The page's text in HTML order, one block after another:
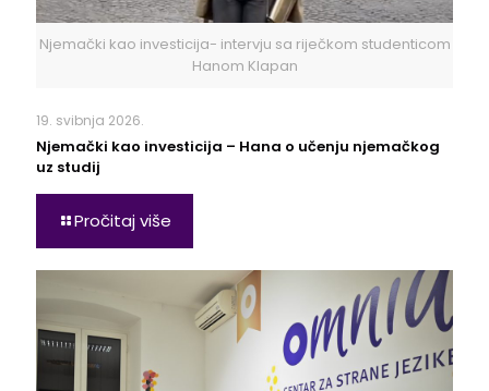
Njemački kao investicija- intervju sa riječkom studenticom
Hanom Klapan
19. svibnja 2026.
Njemački kao investicija – Hana o učenju njemačkog
uz studij
Pročitaj više